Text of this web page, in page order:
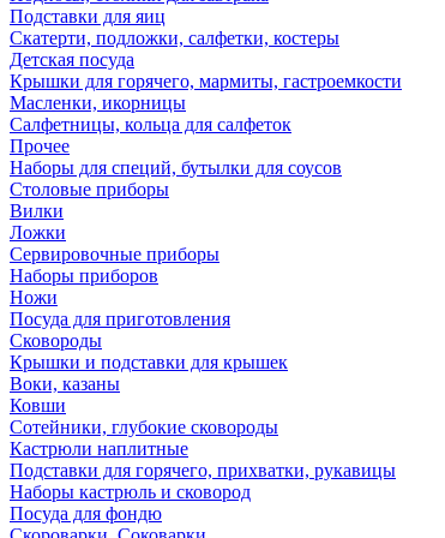
Подставки для яиц
Скатерти, подложки, салфетки, костеры
Детская посуда
Крышки для горячего, мармиты, гастроемкости
Масленки, икорницы
Салфетницы, кольца для салфеток
Прочее
Наборы для специй, бутылки для соусов
Столовые приборы
Вилки
Ложки
Сервировочные приборы
Наборы приборов
Ножи
Посуда для приготовления
Сковороды
Крышки и подставки для крышек
Воки, казаны
Ковши
Сотейники, глубокие сковороды
Кастрюли наплитные
Подставки для горячего, прихватки, рукавицы
Наборы кастрюль и сковород
Посуда для фондю